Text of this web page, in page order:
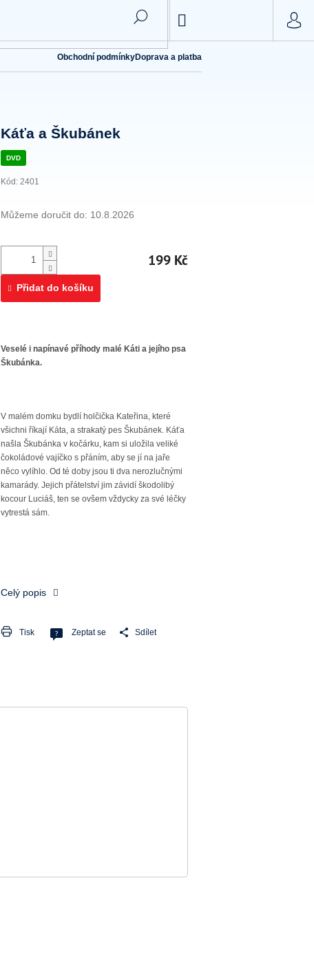
NÁKUPNÍ
KOŠÍK
Obchodní podmínkyDoprava a platba
Káťa a Škubánek
DVD
Kód: 2401
Můžeme doručit do: 10.8.2026
199 Kč
Přidat do košíku
Veselé i napínavé příhody malé Káti a jejího psa
Škubánka.
V malém domku bydlí holčička Kateřina, které
všichni říkají Káta, a strakatý pes Škubánek. Káťa
našla Škubánka v kočárku, kam si uložila veliké
čokoládové vajíčko s přáním, aby se jí na jaře
něco vylíhlo. Od té doby jsou ti dva nerozlučnými
kamarády. Jejich přátelství jim závidí škodolibý
kocour Luciáš, ten se ovšem vždycky za své léčky
vytrestá sám.
Celý popis
Tisk Zeptat se Sdílet